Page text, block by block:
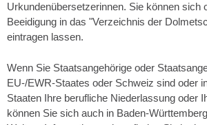
Urkundenübersetzerinnen. Sie können sich
Beeidigung in das "Verzeichnis der
eintragen lassen.
Wenn Sie Staatsangehörige oder
EU-/EWR-Staates oder Schweiz sind oder
Staaten Ihre berufliche Niederlassung oder
können Sie sich auch in Baden-